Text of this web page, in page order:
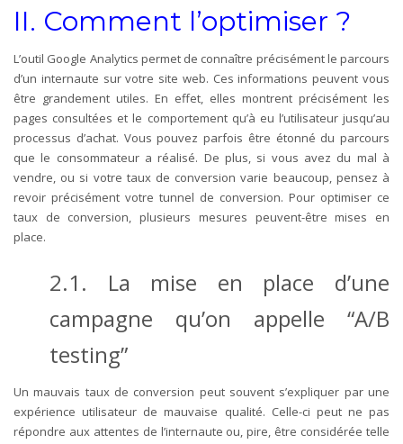
II. Comment l’optimiser ?
L’outil Google Analytics permet de connaître précisément le parcours
d’un internaute sur votre site web. Ces informations peuvent vous
être grandement utiles. En effet, elles montrent précisément les
pages consultées et le comportement qu’à eu l’utilisateur jusqu’au
processus d’achat. Vous pouvez parfois être étonné du parcours
que le consommateur a réalisé. De plus, si vous avez du mal à
vendre, ou si votre taux de conversion varie beaucoup, pensez à
revoir précisément votre tunnel de conversion. Pour optimiser ce
taux de conversion, plusieurs mesures peuvent-être mises en
place.
2.1. La mise en place d’une
campagne qu’on appelle “A/B
testing”
Un mauvais taux de conversion peut souvent s’expliquer par une
expérience utilisateur de mauvaise qualité. Celle-ci peut ne pas
répondre aux attentes de l’internaute ou, pire, être considérée telle